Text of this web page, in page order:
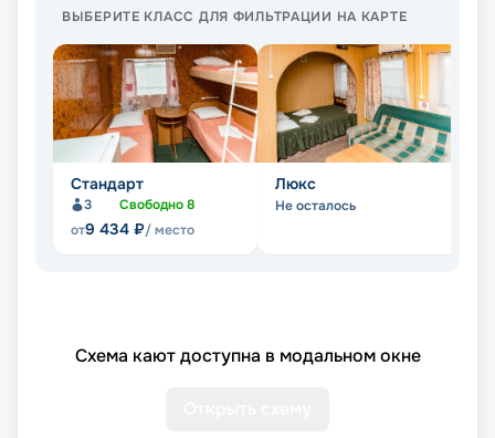
ВЫБЕРИТЕ КЛАСС ДЛЯ ФИЛЬТРАЦИИ НА КАРТЕ
Стандарт
3 Свободно8
от9 434 ₽/ место
Люкс
Не осталось
Схема кают доступна в модальном окне